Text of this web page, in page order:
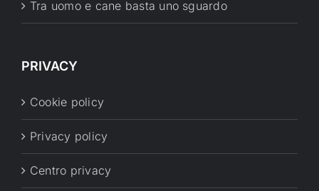
Tra uomo e cane basta uno sguardo
PRIVACY
Cookie policy
Privacy policy
Centro privacy